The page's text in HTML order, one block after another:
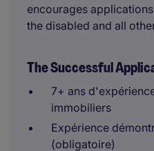
encourages
the disabled and all
The Successful
7+ ans
immobiliers
Expérience
(obligatoire)